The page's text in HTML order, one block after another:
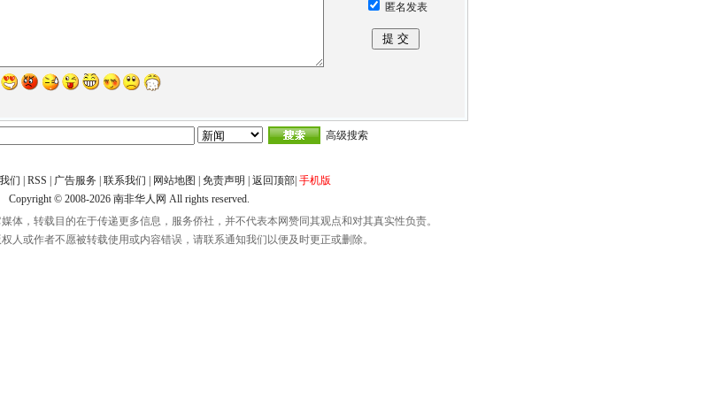
匿名发表
高级搜索
们 RSS 广告服务 联系我们 网站地图 免责声明 返回顶部| 手机版
Copyright © 2008-2026 南非华人网 All rights reserved.
体，转载目的在于传递更多信息，服务侨社，并不代表本网赞同其观点和对其真实性负责。
人或作者不愿被转载使用或内容错误，请联系通知我们以便及时更正或删除。